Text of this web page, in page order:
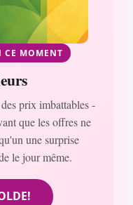
CE MOMENT
prix imbattables -
que les offres ne
une surprise
le jour même.